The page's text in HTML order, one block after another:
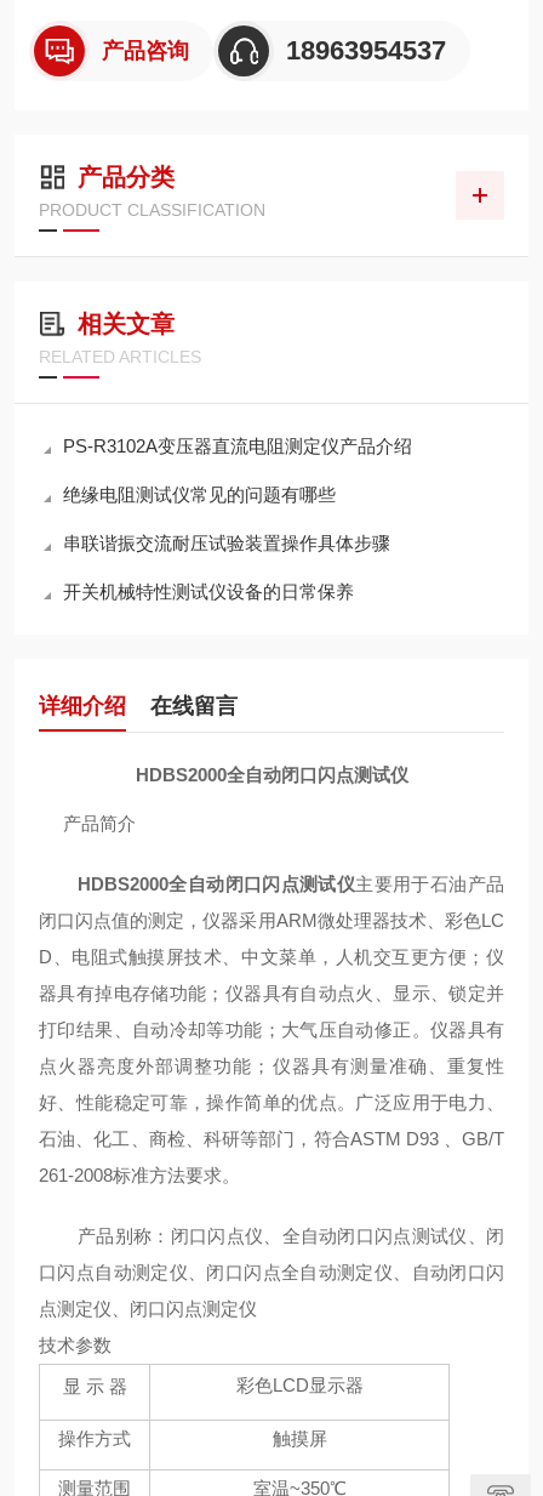
产品咨询 18963954537
产品分类
PRODUCT CLASSIFICATION
相关文章
RELATED ARTICLES
PS-R3102A变压器直流电阻测定仪产品介绍
绝缘电阻测试仪常见的问题有哪些
串联谐振交流耐压试验装置操作具体步骤
开关机械特性测试仪设备的日常保养
详细介绍 在线留言
HDBS2000全自动闭口闪点测试仪
产品简介
HDBS2000全自动闭口闪点测试仪主要用于石油产品
闭口闪点值的测定，仪器采用ARM微处理器技术、彩色LC
D 、电阻式触摸屏技术、中文菜单，人机交互更方便；仪
器具有掉电存储功能；仪器具有自动点火、显示、锁定并
打印结果、自动冷却等功能；大气压自动修正。仪器具有
点火器亮度外部调整功能；仪器具有测量准确、重复性
好、性能稳定可靠，操作简单的优点。广泛应用于电力、
石油、化工、商检、科研等部门，符合ASTM D93 、GB/T
261-2008标准方法要求。
产品别称：闭口闪点仪、全自动闭口闪点测试仪、闭
口闪点自动测定仪、闭口闪点全自动测定仪、自动闭口闪
点测定仪、闭口闪点测定仪
技术参数
显 示 器 彩色LCD显示器
操作方式 触摸屏
测量范围 室温~350℃